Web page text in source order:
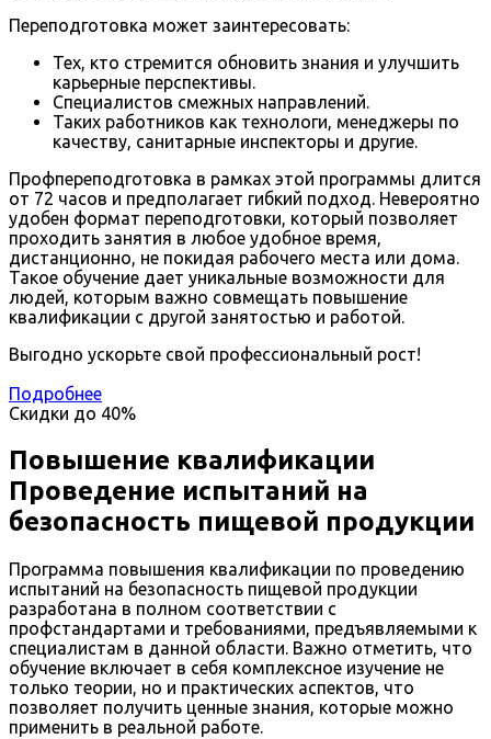
Переподготовка может заинтересовать:
Тех, кто стремится обновить знания и улучшить
карьерные перспективы.
Специалистов смежных направлений.
Таких работников как технологи, менеджеры по
качеству, санитарные инспекторы и другие.
Профпереподготовка в рамках этой программы длится
от 72 часов и предполагает гибкий подход. Невероятно
удобен формат переподготовки, который позволяет
проходить занятия в любое удобное время,
дистанционно, не покидая рабочего места или дома.
Такое обучение дает уникальные возможности для
людей, которым важно совмещать повышение
квалификации с другой занятостью и работой.
Выгодно ускорьте свой профессиональный рост!
Подробнее
Скидки до 40%
Повышение квалификации
Проведение испытаний на
безопасность пищевой продукции
Программа повышения квалификации по проведению
испытаний на безопасность пищевой продукции
разработана в полном соответствии с
профстандартами и требованиями, предъявляемыми к
специалистам в данной области. Важно отметить, что
обучение включает в себя комплексное изучение не
только теории, но и практических аспектов, что
позволяет получить ценные знания, которые можно
применить в реальной работе.